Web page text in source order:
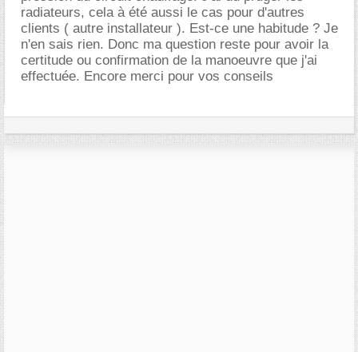
radiateurs, cela à été aussi le cas pour d'autres
clients ( autre installateur ). Est-ce une habitude ? Je
n'en sais rien. Donc ma question reste pour avoir la
certitude ou confirmation de la manoeuvre que j'ai
effectuée. Encore merci pour vos conseils